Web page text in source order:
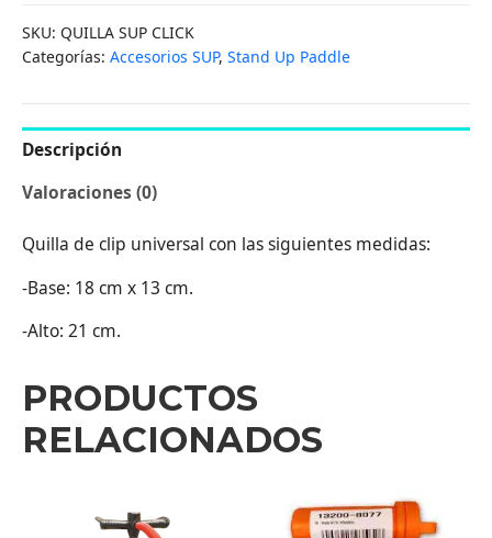
SKU: QUILLA SUP CLICK
Categorías: Accesorios SUP, Stand Up Paddle
Descripción
Valoraciones (0)
Quilla de clip universal con las siguientes medidas:
-Base: 18 cm x 13 cm.
-Alto: 21 cm.
PRODUCTOS
RELACIONADOS